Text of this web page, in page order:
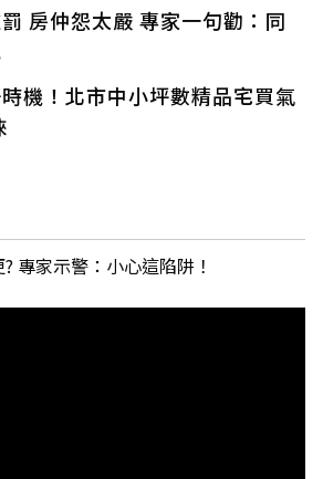
房仲怨太嚴 專家一句勸：同
機！北市中小坪數精品宅買氣
專家示警：小心這陷阱！